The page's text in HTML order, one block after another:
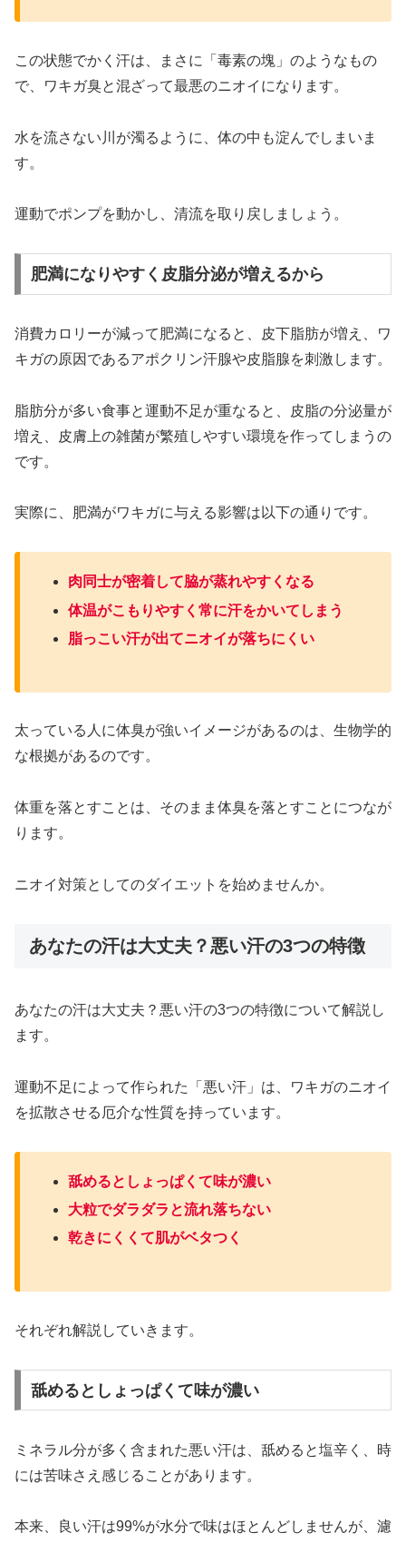
この状態でかく汗は、まさに「毒素の塊」のようなもの
で、ワキガ臭と混ざって最悪のニオイになります。
水を流さない川が濁るように、体の中も淀んでしまいま
す。
運動でポンプを動かし、清流を取り戻しましょう。
肥満になりやすく皮脂分泌が増えるから
消費カロリーが減って肥満になると、皮下脂肪が増え、ワ
キガの原因であるアポクリン汗腺や皮脂腺を刺激します。
脂肪分が多い食事と運動不足が重なると、皮脂の分泌量が
増え、皮膚上の雑菌が繁殖しやすい環境を作ってしまうの
です。
実際に、肥満がワキガに与える影響は以下の通りです。
肉同士が密着して脇が蒸れやすくなる
体温がこもりやすく常に汗をかいてしまう
脂っこい汗が出てニオイが落ちにくい
太っている人に体臭が強いイメージがあるのは、生物学的
な根拠があるのです。
体重を落とすことは、そのまま体臭を落とすことにつなが
ります。
ニオイ対策としてのダイエットを始めませんか。
あなたの汗は大丈夫？悪い汗の3つの特徴
あなたの汗は大丈夫？悪い汗の3つの特徴について解説し
ます。
運動不足によって作られた「悪い汗」は、ワキガのニオイ
を拡散させる厄介な性質を持っています。
舐めるとしょっぱくて味が濃い
大粒でダラダラと流れ落ちない
乾きにくくて肌がベタつく
それぞれ解説していきます。
舐めるとしょっぱくて味が濃い
ミネラル分が多く含まれた悪い汗は、舐めると塩辛く、時
には苦味さえ感じることがあります。
本来、良い汗は99%が水分で味はほとんどしませんが、濾